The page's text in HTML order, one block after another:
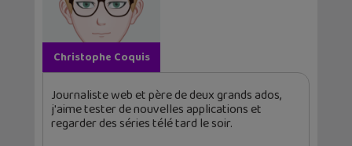
Christophe Coquis
Journaliste web et père de deux grands ados,
j'aime tester de nouvelles applications et
regarder des séries télé tard le soir.